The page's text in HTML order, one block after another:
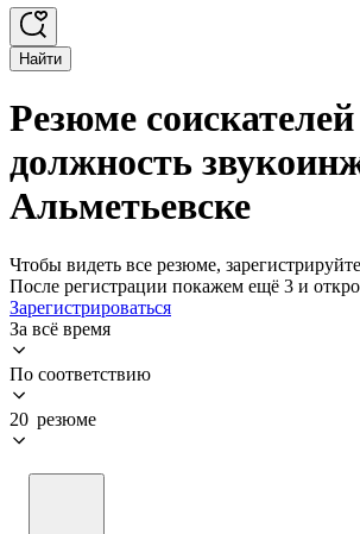
Найти
Резюме
должность
Альметьевске
Чтобы видеть все резюме,
После регистрации покажем ещё 3 и
Зарегистрироваться
За всё время
По соответствию
20 резюме